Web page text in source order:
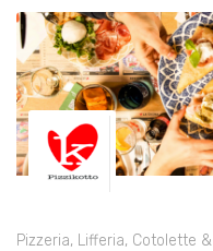
Pizzeria, Lifferia, Cotolette &